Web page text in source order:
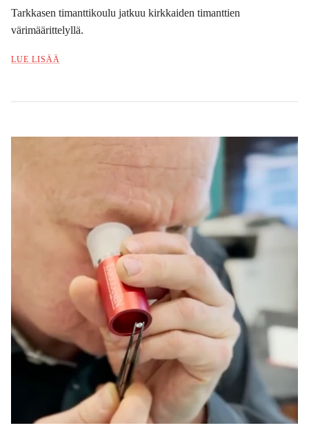
Tarkkasen timanttikoulu jatkuu kirkkaiden timanttien
värimäärittelyllä.
LUE LISÄÄ